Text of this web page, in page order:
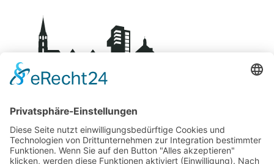
BDS-Centro Schorndorf
Über uns
Kontakt
Mitglied werden